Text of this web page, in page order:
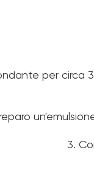
per circa
3.